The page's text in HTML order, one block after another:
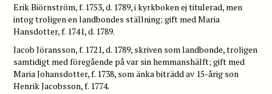
Erik Biörnström, f. 1753, d. 1789, i kyrkboken ej titulerad, men
intog troligen en landbondes ställning; gift med Maria
Hansdotter, f. 1741, d. 1789.
Jacob Jöransson, f. 1721, d. 1789, skriven som landbonde, troligen
samtidigt med föregående på var sin hemmanshälft; gift med
Maria Johansdotter, f. 1738, som änka biträdd av 15-årig son
Henrik Jacobsson, f. 1774.